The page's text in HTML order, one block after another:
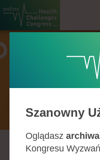
B C D F G H
Szanowny
Oglądasz
Kongresu